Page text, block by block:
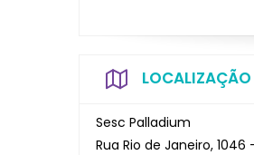
LOCALIZAÇÃO
Sesc Palladium
Rua Rio de Janeiro,